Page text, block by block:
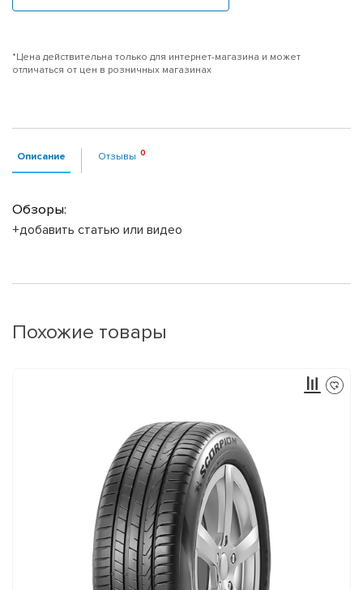
*Цена действительна только для интернет-магазина и может
отличаться от цен в розничных магазинах
Описание Отзывы
Обзоры:
+добавить статью или видео
Похожие товары